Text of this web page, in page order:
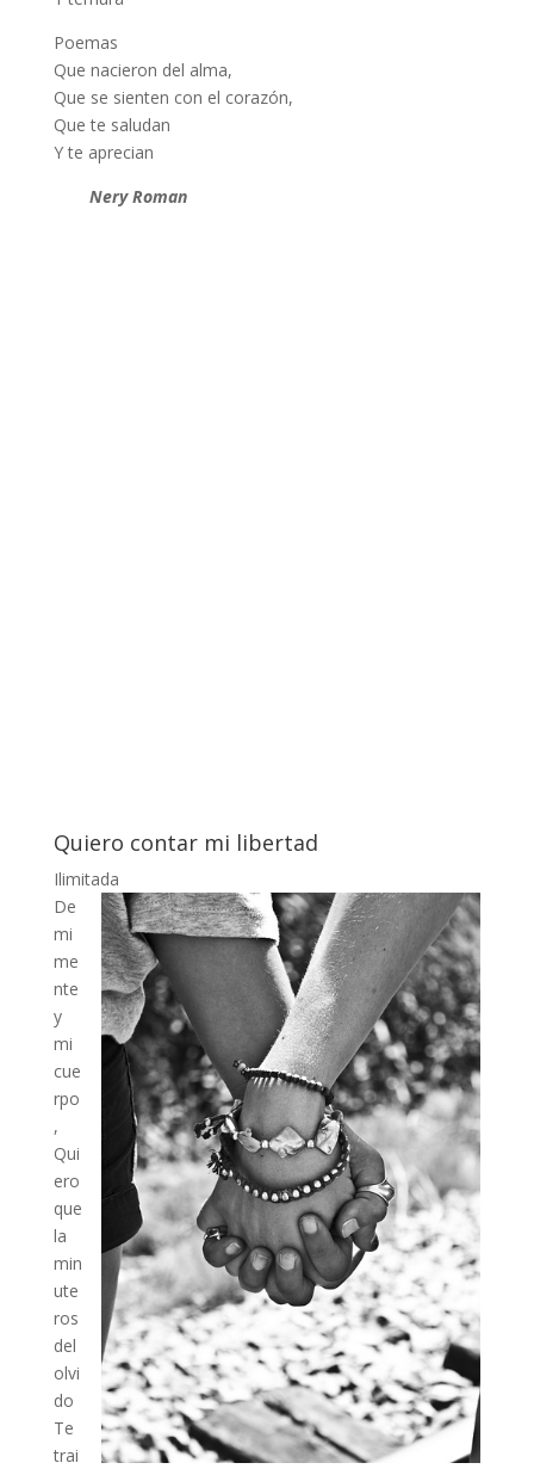
Poemas
Que nacieron del alma,
Que se sienten con el corazón,
Que te saludan
Y te aprecian
Nery Roman
Quiero contar mi libertad
Ilimitada
De
mi
me
nte
y
mi
cue
rpo
,
Qui
ero
que
la
min
ute
ros
del
olvi
do
Te
trai